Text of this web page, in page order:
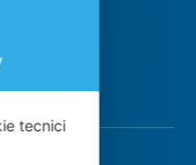
2023
tecnici